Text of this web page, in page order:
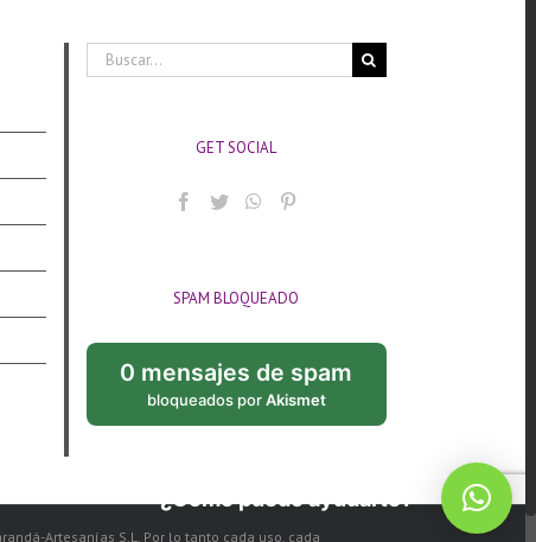
Buscar:
GET SOCIAL
SPAM BLOQUEADO
0 mensajes de spam
bloqueados porAkismet
Artesanías S.L. Por lo tanto cada uso, cada
¿Cómo puedo ayudarte?